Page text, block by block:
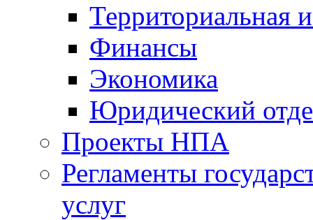
Территориальная
Финансы
Экономика
Юридический
Проекты НПА
Регламенты
услуг